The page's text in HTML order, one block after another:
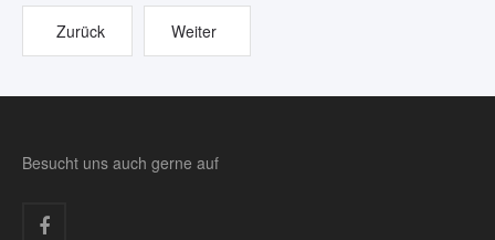
Zurück Weiter
Besucht uns auch gerne auf